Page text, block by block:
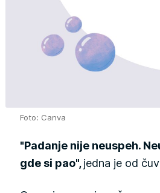
Foto: Canva
"Padanje nije neuspeh.
gde si pao",jedna je od